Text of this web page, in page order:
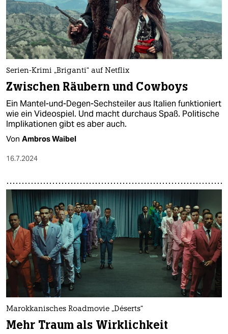
Serien-Krimi „Briganti“ auf Netflix
Zwischen Räubern und Cowboys
Ein Mantel-und-Degen-Sechsteiler aus Italien funktioniert
wie ein Videospiel. Und macht durchaus Spaß. Politische
Implikationen gibt es aber auch.
Von Ambros Waibel
16.7.2024
Marokkanisches Roadmovie „Déserts“
Mehr Traum als Wirklichkeit